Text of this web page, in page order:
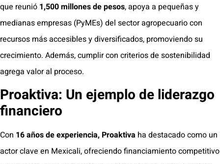
que reunió 1,500 millones de pesos, apoya a pequeñas y
medianas empresas (PyMEs) del sector agropecuario con
recursos más accesibles y diversificados, promoviendo su
crecimiento. Además, cumplir con criterios de sostenibilidad
agrega valor al proceso.
Proaktiva: Un ejemplo de liderazgo
financiero
Con 16 años de experiencia, Proaktiva ha destacado como un
actor clave en Mexicali, ofreciendo financiamiento competitivo